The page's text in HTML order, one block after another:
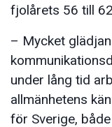
fjolårets 56 till
– Mycket
under lång tid
allmänhetens
för Sverige,